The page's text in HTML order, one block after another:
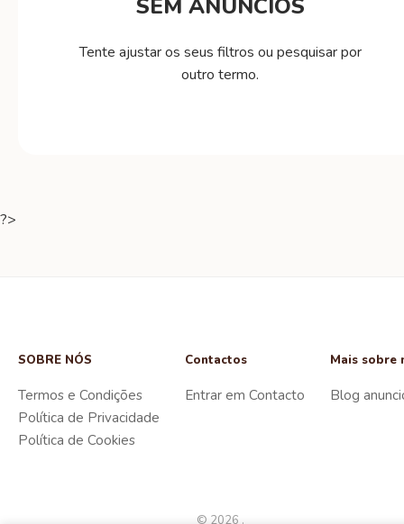
SEM ANÚNCIOS
Tente ajustar os seus filtros ou pesquisar por
outro termo.
?>
SOBRE NÓS
Termos e Condições
Política de Privacidade
Política de Cookies
Contactos
Entrar em Contacto
Mais sobre
Blog
© 2026 .